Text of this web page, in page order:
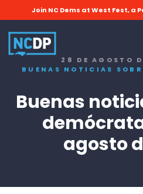
Join NC Dems at West Fest, a
28 DE AGOSTO
BUENAS NOTICIAS
Buenas
agosto